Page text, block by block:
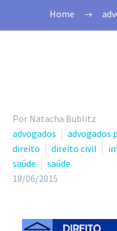
Home
Por Natacha Bublitz
advogados
advogados
direito
direito civil
saúde
saúde
18/06/2015